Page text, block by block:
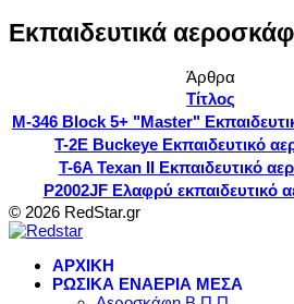
Εκπαιδευτικά
Άρθρα
Τίτλος
M-346 Block 5+ "Master"
T-2E Buckeye Εκπαιδευτικό
T-6A Texan II Εκπαιδευτικό
P2002JF Ελαφρύ εκπαιδευτικό
© 2026 RedStar.gr
ΑΡΧΙΚΗ
ΡΩΣΙΚΑ ΕΝΑΕΡΙΑ ΜΕΣΑ